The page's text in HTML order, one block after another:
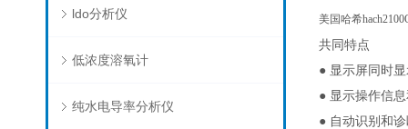
ldo分析仪
低浓度溶氧计
纯水电导率分析仪
美国哈希
共同特点
● 显示屏同时
● 显示操作信
● 自动识别和